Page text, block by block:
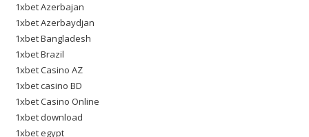
1xbet Azerbajan
1xbet Azerbaydjan
1xbet Bangladesh
1xbet Brazil
1xbet Casino AZ
1xbet casino BD
1xbet Casino Online
1xbet download
1xbet egypt